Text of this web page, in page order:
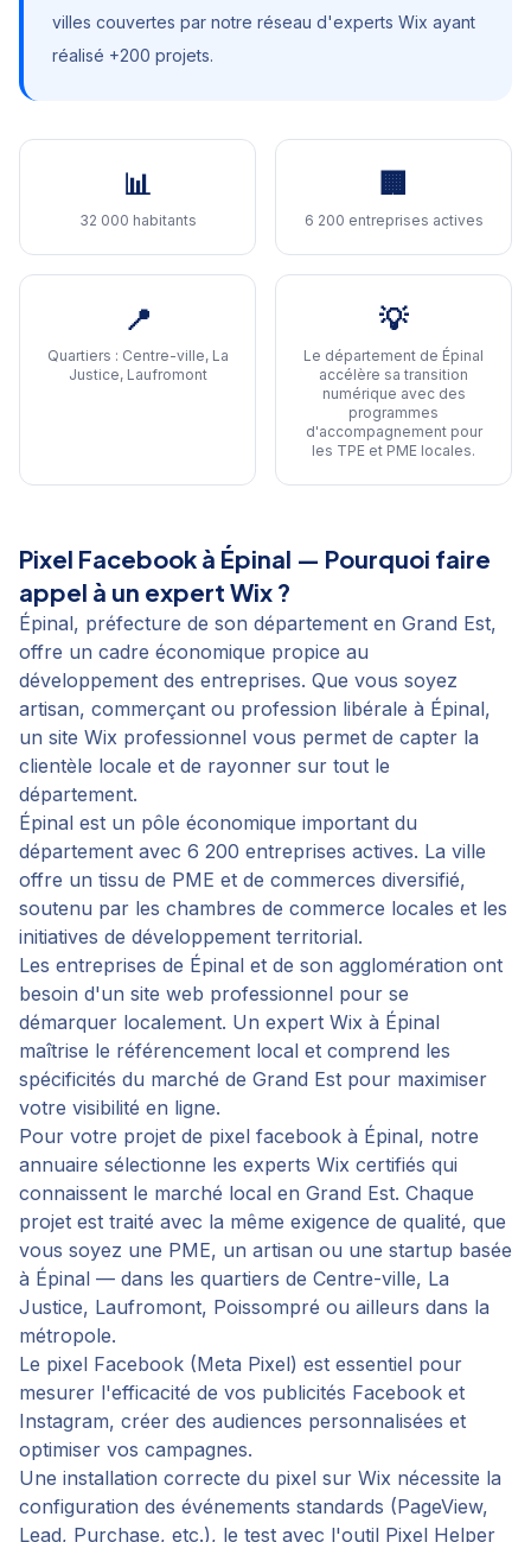
villes couvertes par notre réseau d'experts Wix ayant
réalisé +200 projets.
📊
32 000 habitants
🏢
6 200 entreprises actives
📍
Quartiers : Centre-ville, La
Justice, Laufromont
💡
Le département de Épinal
accélère sa transition
numérique avec des
programmes
d'accompagnement pour
les TPE et PME locales.
Pixel Facebook à Épinal — Pourquoi faire
appel à un expert Wix ?
Épinal, préfecture de son département en Grand Est,
offre un cadre économique propice au
développement des entreprises. Que vous soyez
artisan, commerçant ou profession libérale à Épinal,
un site Wix professionnel vous permet de capter la
clientèle locale et de rayonner sur tout le
département.
Épinal est un pôle économique important du
département avec 6 200 entreprises actives. La ville
offre un tissu de PME et de commerces diversifié,
soutenu par les chambres de commerce locales et les
initiatives de développement territorial.
Les entreprises de Épinal et de son agglomération ont
besoin d'un site web professionnel pour se
démarquer localement. Un expert Wix à Épinal
maîtrise le référencement local et comprend les
spécificités du marché de Grand Est pour maximiser
votre visibilité en ligne.
Pour votre projet de pixel facebook à Épinal, notre
annuaire sélectionne les experts Wix certifiés qui
connaissent le marché local en Grand Est. Chaque
projet est traité avec la même exigence de qualité, que
vous soyez une PME, un artisan ou une startup basée
à Épinal — dans les quartiers de Centre-ville, La
Justice, Laufromont, Poissompré ou ailleurs dans la
métropole.
Le pixel Facebook (Meta Pixel) est essentiel pour
mesurer l'efficacité de vos publicités Facebook et
Instagram, créer des audiences personnalisées et
optimiser vos campagnes.
Une installation correcte du pixel sur Wix nécessite la
configuration des événements standards (PageView,
Lead, Purchase, etc.), le test avec l'outil Pixel Helper